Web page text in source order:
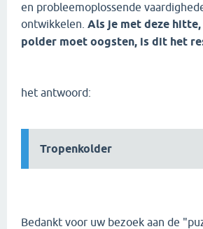
en probleemoplossende
ontwikkelen. Als je met deze
polder moet oogsten, is dit het
het antwoord:
Tropenkolder
Bedankt voor uw bezoek aan de